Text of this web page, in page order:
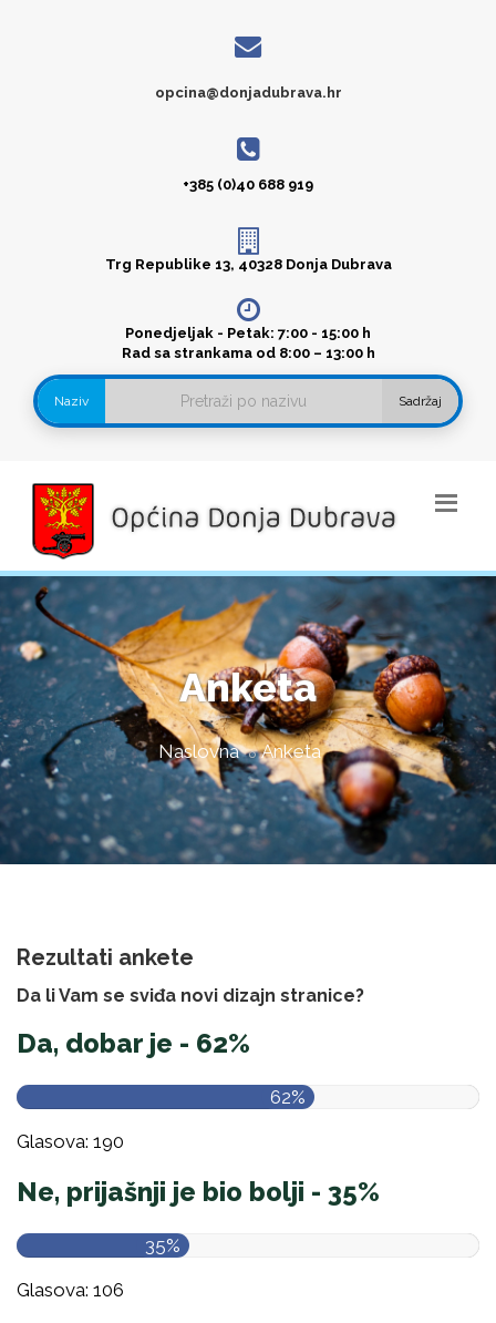
opcina@donjadubrava.hr
+385 (0)40 688 919
Trg Republike 13, 40328 Donja Dubrava
Ponedjeljak - Petak: 7:00 - 15:00 h
Rad sa strankama od 8:00 – 13:00 h
Naziv Sadržaj
Anketa
Naslovna Anketa
Rezultati ankete
Da li Vam se sviđa novi dizajn stranice?
Da, dobar je - 62%
62%
Glasova: 190
Ne, prijašnji je bio bolji - 35%
35%
Glasova: 106